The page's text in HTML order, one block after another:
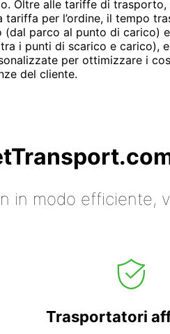
Oltre alle tariffe di trasporto,
per l’ordine, il tempo
parco al punto di carico)
i punti di scarico e carico),
per ottimizzare i
del cliente.
in modo efficiente,
Trasportatori